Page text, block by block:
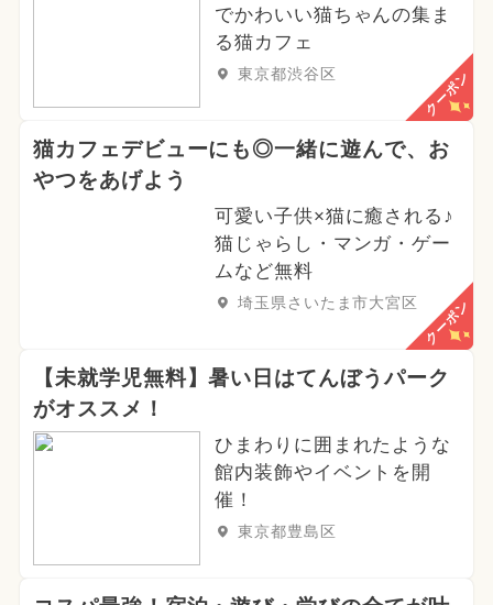
でかわいい猫ちゃんの集ま
る猫カフェ
東京都渋谷区 クーポン
猫カフェデビューにも◎一緒に遊んで、お
やつをあげよう
可愛い子供×猫に癒される♪
猫じゃらし・マンガ・ゲー
ムなど無料
埼玉県さいたま市大宮区 クーポン
【未就学児無料】暑い日はてんぼうパーク
がオススメ！
ひまわりに囲まれたような
館内装飾やイベントを開
催！
東京都豊島区